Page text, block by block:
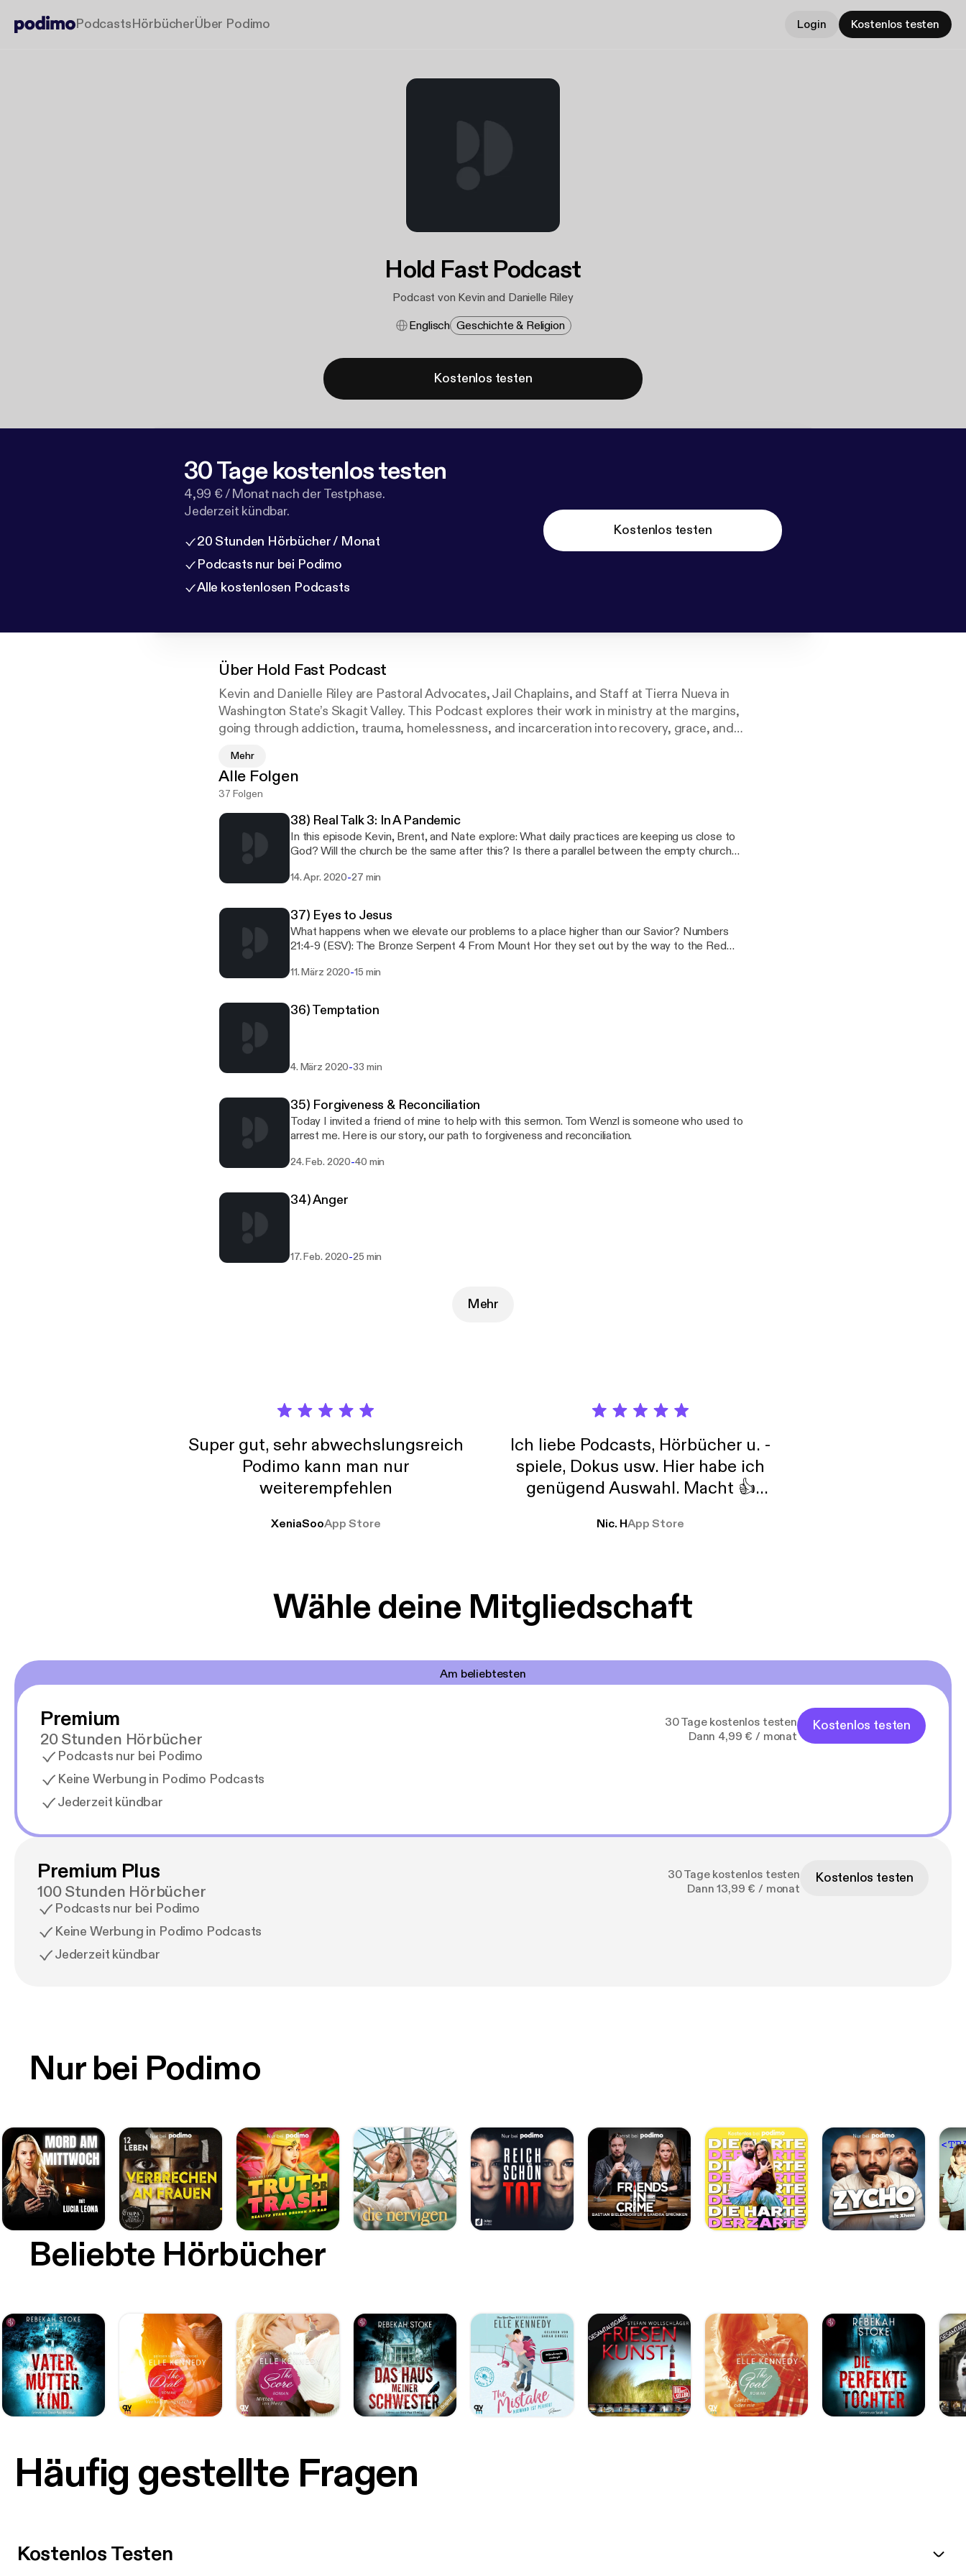
PodcastsHörbücherÜber Podimo Login Kostenlos testen
Hold Fast Podcast
Podcast von Kevin and Danielle Riley
Englisch Geschichte & Religion
Kostenlos testen
30 Tage kostenlos testen
4,99 € / Monat nach der Testphase.
Jederzeit kündbar.
20 Stunden Hörbücher / Monat
Podcasts nur bei Podimo
Alle kostenlosen Podcasts
Kostenlos testen
Über Hold Fast Podcast
Kevin and Danielle Riley are Pastoral Advocates, Jail Chaplains, and Staff at Tierra Nueva in
Washington State’s Skagit Valley. This Podcast explores their work in ministry at the margins,
going through addiction, trauma, homelessness, and incarceration into recovery, grace, and
Mehr
Alle Folgen
37 Folgen
38) Real Talk 3: In A Pandemic
In this episode Kevin, Brent, and Nate explore: What daily practices are keeping us close to
God? Will the church be the same after this? Is there a parallel between the empty church
14. Apr. 2020-27 min
37) Eyes to Jesus
What happens when we elevate our problems to a place higher than our Savior? Numbers
21:4-9 (ESV): The Bronze Serpent 4 From Mount Hor they set out by the way to the Red
people spoke against God and against Moses, “Why have you […]
11. März 2020-15 min
36) Temptation
4. März 2020-33 min
35) Forgiveness & Reconciliation
Today I invited a friend of mine to help with this sermon. Tom Wenzl is someone who used to
arrest me. Here is our story, our path to forgiveness and reconciliation.
24. Feb. 2020-40 min
34) Anger
17. Feb. 2020-25 min
Mehr
Super gut, sehr abwechslungsreich
Podimo kann man nur
weiterempfehlen
XeniaSooApp Store
Ich liebe Podcasts, Hörbücher u. -
spiele, Dokus usw. Hier habe ich
genügend Auswahl. Macht 👍
Nic. HApp Store
Wähle deine Mitgliedschaft
Am beliebtesten
Premium
20 Stunden Hörbücher
Podcasts nur bei Podimo
Keine Werbung in Podimo Podcasts
Jederzeit kündbar
30 Tage kostenlos testen
Dann 4,99 € / monat
Kostenlos testen
Premium Plus
100 Stunden Hörbücher
Podcasts nur bei Podimo
Keine Werbung in Podimo Podcasts
Jederzeit kündbar
30 Tage kostenlos testen
Dann 13,99 € / monat
Kostenlos testen
Nur bei Podimo
Beliebte Hörbücher
Häufig gestellte Fragen
Kostenlos Testen